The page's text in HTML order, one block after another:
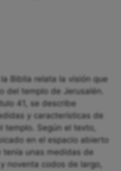
la Biblia relata la visión que
del templo de Jerusalén.
41, se describe
y características de
templo. Según el texto,
en el espacio abierto
unas medidas de
noventa codos de largo,